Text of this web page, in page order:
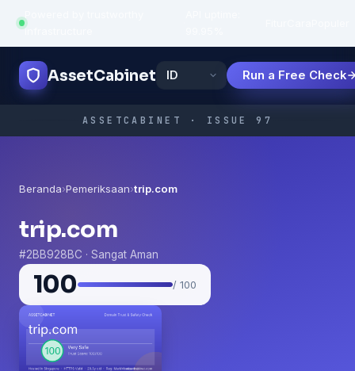
infrastructure
AssetCabinet Run a Free Check
ASSETCABINET · ISSUE 97
Beranda›Pemeriksaan›trip.com
trip.com
#2BB928BC · Sangat Aman
100 / 100